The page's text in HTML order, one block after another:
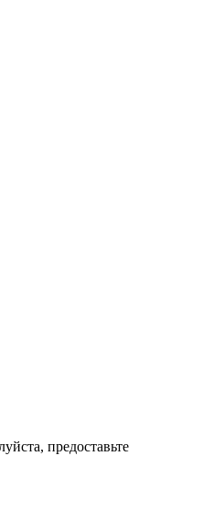
предоставьте